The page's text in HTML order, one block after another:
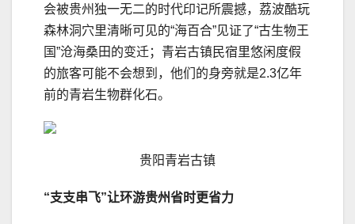
会被贵州独一无二的时代印记所震撼，荔波酷玩
森林洞穴里清晰可见的“海百合”见证了“古生物王
国”沧海桑田的变迁；青岩古镇民宿里悠闲度假
的旅客可能不会想到，他们的身旁就是2.3亿年
前的青岩生物群化石。
贵阳青岩古镇
“支支串飞”让环游贵州省时更省力